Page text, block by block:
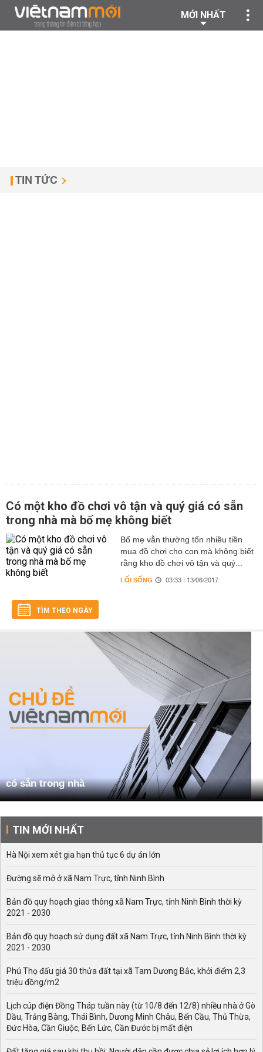
MỚI NHẤT
TIN TỨC
Có một kho đồ chơi vô tận và quý giá có sẵn
trong nhà mà bố mẹ không biết
Bố mẹ vẫn thường tốn nhiều tiền
mua đồ chơi cho con mà không biết
rằng kho đồ chơi vô tận và quý...
LỐI SỐNG 03:33 | 13/06/2017
TÌM THEO NGÀY
có sẵn trong nhà
TIN MỚI NHẤT
Hà Nội xem xét gia hạn thủ tục 6 dự án lớn
Đường sẽ mở ở xã Nam Trực, tỉnh Ninh Bình
Bản đồ quy hoạch giao thông xã Nam Trực, tỉnh Ninh Bình thời kỳ
2021 - 2030
Bản đồ quy hoạch sử dụng đất xã Nam Trực, tỉnh Ninh Bình thời kỳ
2021 - 2030
Phú Thọ đấu giá 30 thửa đất tại xã Tam Dương Bắc, khởi điểm 2,3
triệu đồng/m2
Lịch cúp điện Đồng Tháp tuần này (từ 10/8 đến 12/8) nhiều nhà ở Gò
Dầu, Trảng Bàng, Thái Bình, Dương Minh Châu, Bến Cầu, Thủ Thừa,
Đức Hòa, Cần Giuộc, Bến Lức, Cần Đước bị mất điện